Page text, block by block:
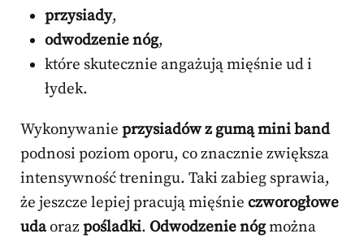
przysiady,
odwodzenie nóg,
które skutecznie angażują mięśnie ud i
łydek.
Wykonywanie przysiadów z gumą mini band
podnosi poziom oporu, co znacznie zwiększa
intensywność treningu. Taki zabieg sprawia,
że jeszcze lepiej pracują mięśnie czworogłowe
udaorazpośladki. Odwodzenie nógmożna